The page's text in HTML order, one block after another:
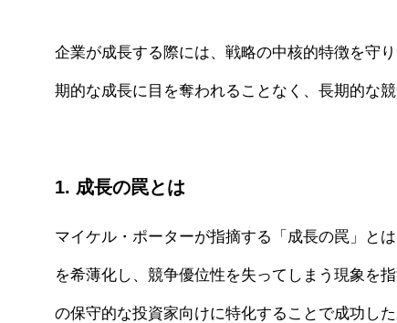
企業が成長する際には、戦略の中核的特徴を守
期的な成長に目を奪われることなく、長期的な
1. 成長の罠とは
マイケル・ポーターが指摘する「成長の罠」と
を希薄化し、競争優位性を失ってしまう現象を
の保守的な投資家向けに特化することで成功し